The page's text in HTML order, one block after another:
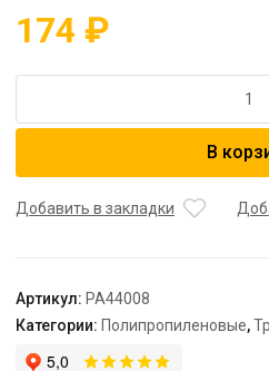
174 ₽
Шаровой
стандартным
AQUA"
В
Добавить в закладки
Артикул: PA44008
Категории: Полипропиленовые,